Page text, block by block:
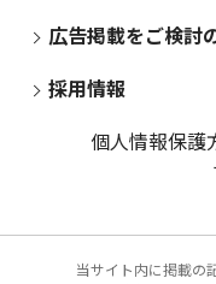
広告掲載をご検討
採用情報
個人情報保護
当サイト内に掲載の